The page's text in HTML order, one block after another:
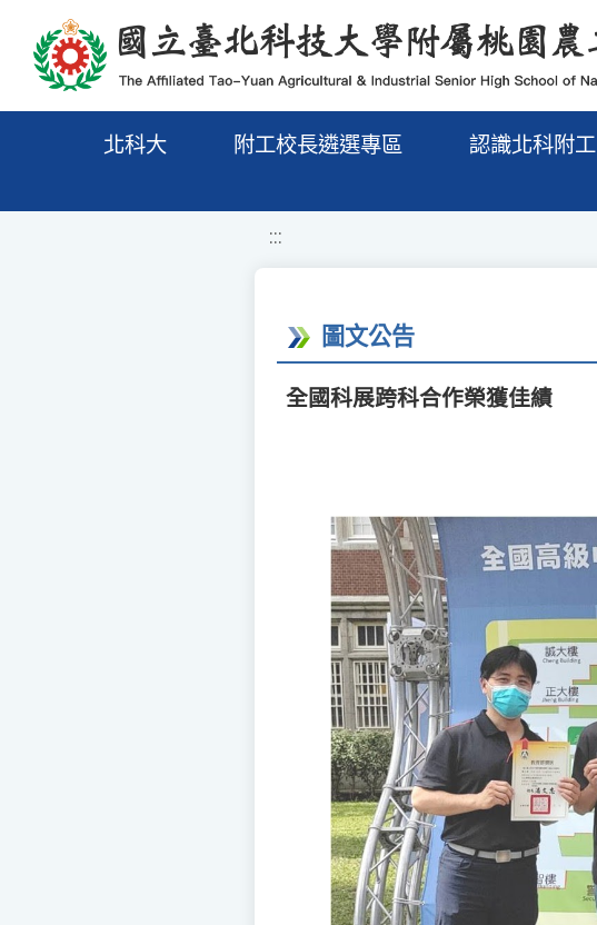
移至網頁之主要內容區位置
北科大 附工校長遴選專區 認識北科附工
:::
圖文公告
全國科展跨科合作榮獲佳績